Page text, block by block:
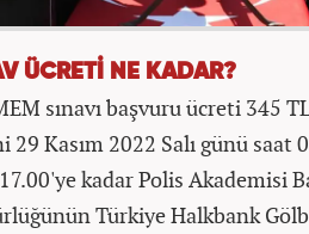
ÜCRETİ NE KADAR?
sınavı başvuru ücreti 345
Kasım 2022 Salı günü saat
kadar Polis Akademisi
Türkiye Halkbank